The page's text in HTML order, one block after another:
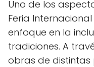
Uno de los
Feria
enfoque en la
tradiciones. A
obras de distintas